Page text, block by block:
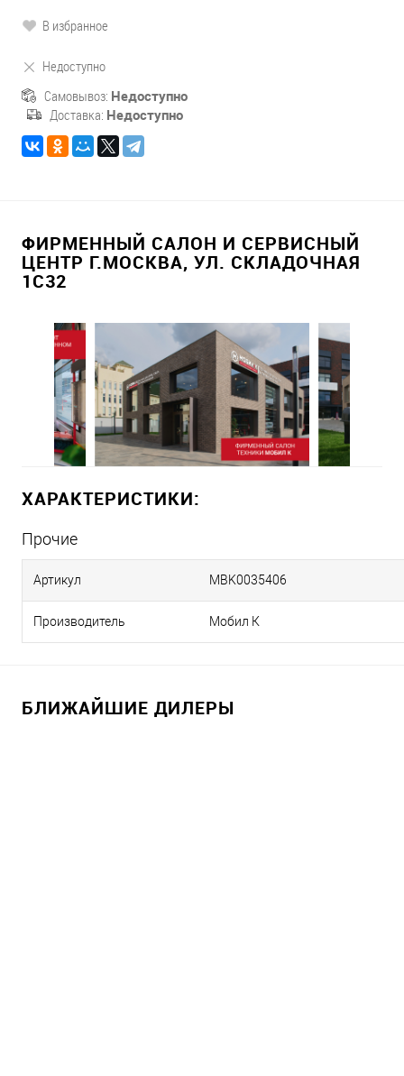
В избранное
Недоступно
Самовывоз: Недоступно
Доставка: Недоступно
ФИРМЕННЫЙ САЛОН И СЕРВИСНЫЙ
ЦЕНТР Г.МОСКВА, УЛ. СКЛАДОЧНАЯ
1С32
ХАРАКТЕРИСТИКИ:
Прочие
Артикул MBK0035406
Производитель Мобил К
БЛИЖАЙШИЕ ДИЛЕРЫ